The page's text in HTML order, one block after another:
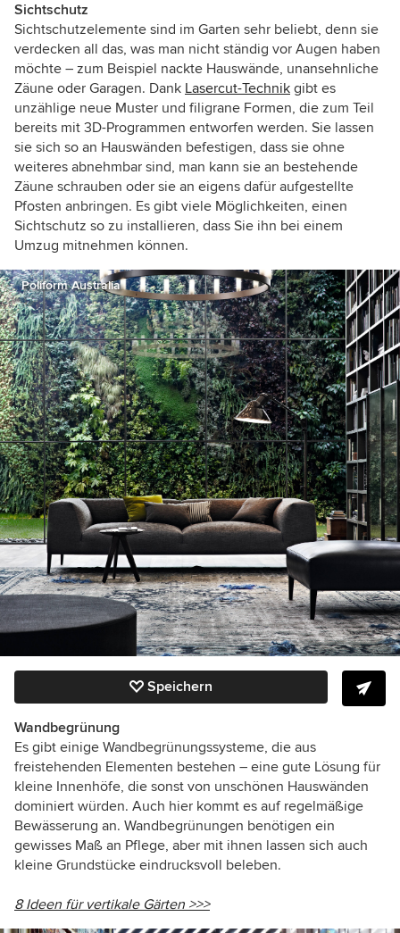
Sichtschutz
Sichtschutzelemente sind im Garten sehr beliebt, denn sie
verdecken all das, was man nicht ständig vor Augen haben
möchte – zum Beispiel nackte Hauswände, unansehnliche
Zäune oder Garagen. Dank Lasercut-Technik gibt es
unzählige neue Muster und filigrane Formen, die zum Teil
bereits mit 3D-Programmen entworfen werden. Sie lassen
sie sich so an Hauswänden befestigen, dass sie ohne
weiteres abnehmbar sind, man kann sie an bestehende
Zäune schrauben oder sie an eigens dafür aufgestellte
Pfosten anbringen. Es gibt viele Möglichkeiten, einen
Sichtschutz so zu installieren, dass Sie ihn bei einem
Umzug mitnehmen können.
Poliform Australia
Speichern
Wandbegrünung
Es gibt einige Wandbegrünungssysteme, die aus
freistehenden Elementen bestehen – eine gute Lösung für
kleine Innenhöfe, die sonst von unschönen Hauswänden
dominiert würden. Auch hier kommt es auf regelmäßige
Bewässerung an. Wandbegrünungen benötigen ein
gewisses Maß an Pflege, aber mit ihnen lassen sich auch
kleine Grundstücke eindrucksvoll beleben.
8 Ideen für vertikale Gärten >>>